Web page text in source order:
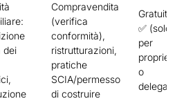
dei
Compravendita
(verifica
conformità),
ristrutturazioni,
pratiche
SCIA/permesso
di costruire
Gratuita
✅ (solo
per
proprietari
o
delegati)